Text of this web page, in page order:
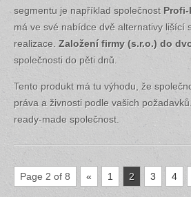
segmentu je například společnost Profi-
má ve své nabídce dvě alternativy lišící
realizace. Založení firmy (s.r.o.) do
společnosti do pěti dnů.
Tento produkt má tu výhodu, že
práva a živnosti podle vašich
ready-made společnost.
Page 2 of 8 « 1 2 3 4